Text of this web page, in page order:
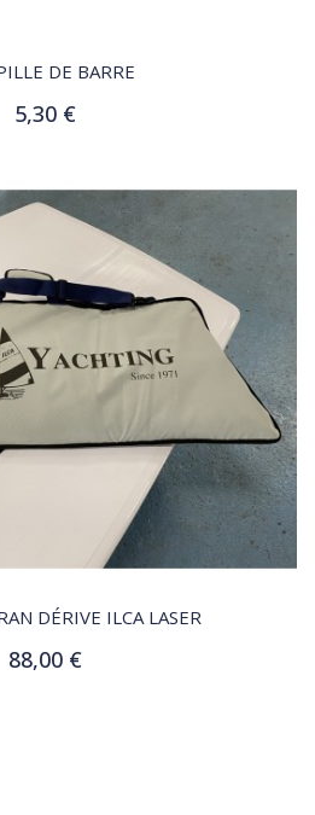
DE BARRE
5,30 €
au panier
DÉRIVE ILCA LASER
88,00 €
au panier